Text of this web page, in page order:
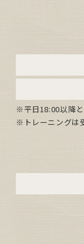
※平日18:00以降と
※トレーニングは